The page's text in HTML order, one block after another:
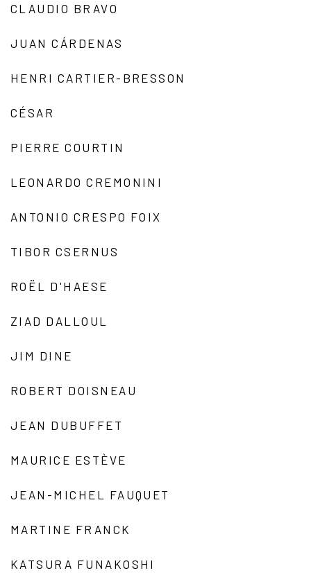
CLAUDIO BRAVO
JUAN CÁRDENAS
HENRI CARTIER-BRESSON
CÉSAR
PIERRE COURTIN
LEONARDO CREMONINI
ANTONIO CRESPO FOIX
TIBOR CSERNUS
ROËL D'HAESE
ZIAD DALLOUL
JIM DINE
ROBERT DOISNEAU
JEAN DUBUFFET
MAURICE ESTÈVE
JEAN-MICHEL FAUQUET
MARTINE FRANCK
KATSURA FUNAKOSHI